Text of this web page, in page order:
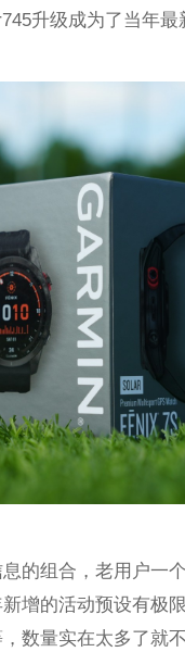
升级成为了当年
的组合，老用户一
增的活动预设有极
数量实在太多了就不